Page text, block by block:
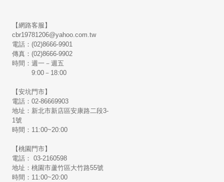
【網路客服】
cbr19781206@yahoo.com.tw
電話：(02)8666-9901
傳真：(02)8666-9902
時間：週一－週五
9:00－18:00
【安坑門市】
電話：02-86669903
地址：新北市新店區安康路二段3-
1號
時間：11:00~20:00
【桃園門市】
電話： 03-2160598
地址：桃園市蘆竹區大竹路55號
時間：11:00~20:00